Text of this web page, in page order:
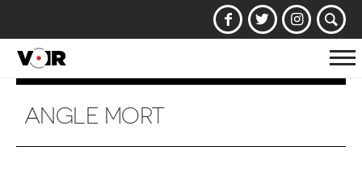
la
ANGLE MORT